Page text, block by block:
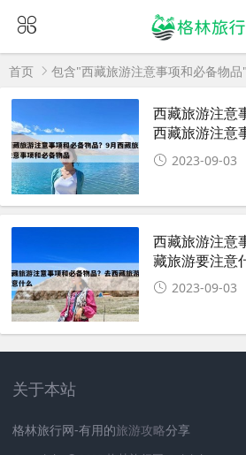
首页 包含"西藏旅游注意事项和必备物
西藏旅游注意
西藏旅游注意
2023-09-03
西藏旅游注意
藏旅游要注意
2023-09-03
关于本站
格林旅行网-有用的旅游攻略分享